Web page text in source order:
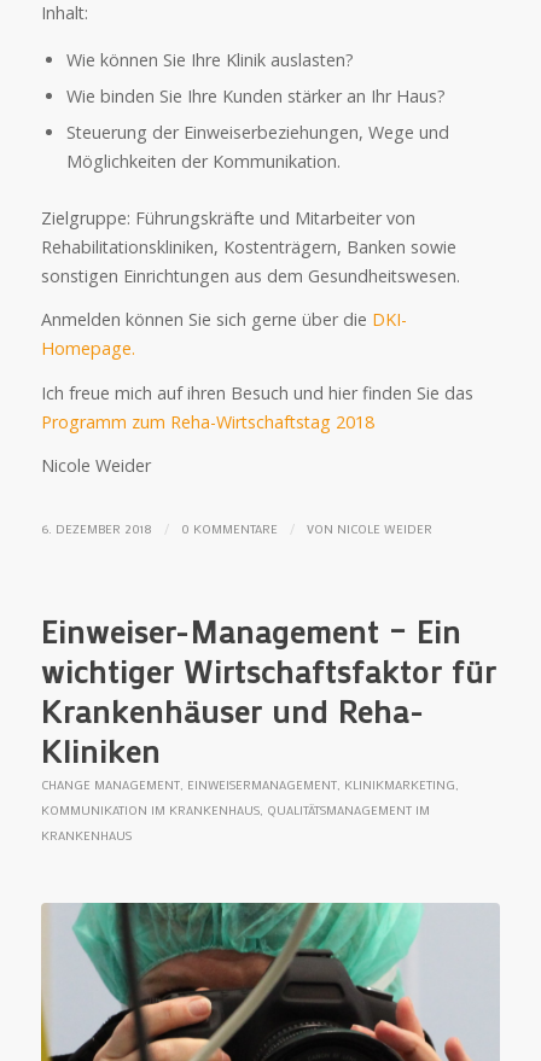
Inhalt:
Wie können Sie Ihre Klinik auslasten?
Wie binden Sie Ihre Kunden stärker an Ihr Haus?
Steuerung der Einweiserbeziehungen, Wege und
Möglichkeiten der Kommunikation.
Zielgruppe: Führungskräfte und Mitarbeiter von
Rehabilitationskliniken, Kostenträgern, Banken sowie
sonstigen Einrichtungen aus dem Gesundheitswesen.
Anmelden können Sie sich gerne über die DKI-
Homepage.
Ich freue mich auf ihren Besuch und hier finden Sie das
Programm zum Reha-Wirtschaftstag 2018
Nicole Weider
6. DEZEMBER 2018 / 0 KOMMENTARE / VON NICOLE WEIDER
Einweiser-Management – Ein
wichtiger Wirtschaftsfaktor für
Krankenhäuser und Reha-
Kliniken
CHANGE MANAGEMENT, EINWEISERMANAGEMENT, KLINIKMARKETING,
KOMMUNIKATION IM KRANKENHAUS, QUALITÄTSMANAGEMENT IM
KRANKENHAUS